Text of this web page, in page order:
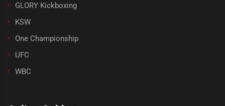
GLORY Kickboxing
KSW
One Championship
UFC
WBC